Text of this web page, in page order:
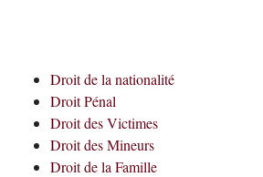
Droit de la nationalité
Droit Pénal
Droit des Victimes
Droit des Mineurs
Droit de la Famille